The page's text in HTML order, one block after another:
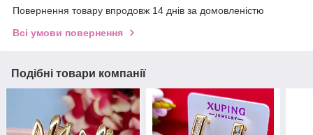
Повернення товару впродовж 14 днів за домовленістю
Всі умови повернення
Подібні товари компанії